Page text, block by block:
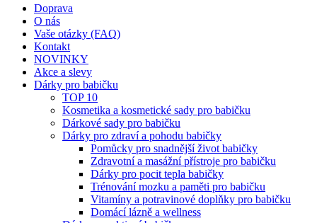
Doprava
O nás
Vaše otázky (FAQ)
Kontakt
NOVINKY
Akce a slevy
Dárky pro babičku
TOP 10
Kosmetika a kosmetické sady pro babičku
Dárkové sady pro babičku
Dárky pro zdraví a pohodu babičky
Pomůcky pro snadnější život babičky
Zdravotní a masážní přístroje pro babičku
Dárky pro pocit tepla babičky
Trénování mozku a paměti pro babičku
Vitamíny a potravinové doplňky pro babičku
Domácí lázně a wellness